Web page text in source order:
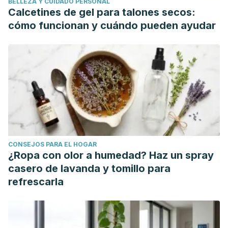
Houshmand G, Tarahomi S, Arzi A, Goudarzi M, Bahadoram
M, Rashidi-Nooshabadi M. Red Lentil Extract:
Neuroprotective Effects on Perphenazine Induced
J Clin Diagn Res
. 2016;10(6):FF05–FF8.
doi:10.7860/JCDR/2016/17813.7977
Ganesan K, Xu B. Polyphenol-Rich Lentils and Their Health
Promoting Effects.Int J Mol Sci. 2017;18(11):2390. Published
2017 Nov 10. doi:10.3390/ijms18112390
Amarowicz R, Estrella I, Hernández T, et al. Antioxidant
activity of a red lentil extract and its fractions.Int J Mol Sci
2009;10(12):5513–5527. Published 2009 Dec 23.
doi:10.3390/ijms10125513
Graf D, Monk JM, Lepp D, et al. Cooked Red Lentils Dose-
Healthy C57Bl/6 Male Mice.Nutrients
. 2019;11(8):1853.
Published 2019 Aug 9. doi:10.3390/nu11081853
Calcetines de gel para talones secos:
cómo funcionan y cuándo pueden ayudar
CONSEJOS PARA EL HOGAR
¿Ropa con olor a humedad? Haz un spray
casero de lavanda y tomillo para
refrescarla